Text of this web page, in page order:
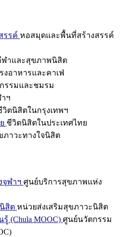
รรค์ หอสมุดและพื้นที่สร้างสรรค์
ฬาและสุขภาพนิสิต
งอาหารและคาเฟ่
รรมและชมรม
ฯ
วิตนิสิตในกรุงเทพฯ
ชีวิตนิสิตในประเทศไทย
ภาวะทางใจนิสิต
ฬาฯ ศูนย์บริการสุขภาพแห่ง
สิต หน่วยส่งเสริมสุขภาวะนิสิต
(Chula MOOC) ศูนย์นวัตกรรม